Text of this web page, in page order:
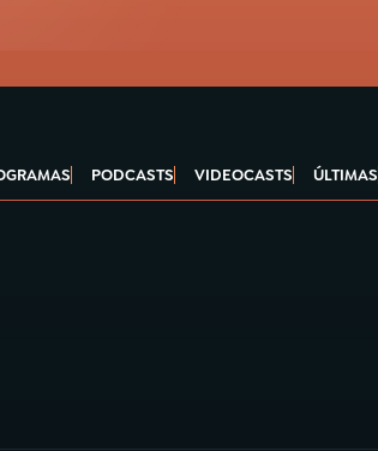
PODCASTS VIDEOCASTS ÚLTIMAS